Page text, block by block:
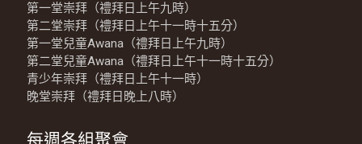
第一堂崇拜（禮拜日上午九時）
第二堂崇拜（禮拜日上午十一時十五分）
第一堂兒童Awana（禮拜日上午九時）
第二堂兒童Awana（禮拜日上午十一時十五分）
青少年崇拜（禮拜日上午十一時）
晚堂崇拜（禮拜日晚上八時）
每週各組聚會